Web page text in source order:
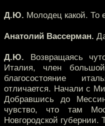
Д.Ю. Молодец какой. То
Анатолий Вассерман.
Д.Ю. Возвращаясь
Италия, член
благосостояние
отличается. Начали с
Добравшись до
чувство, что там
Новгородской губернии.